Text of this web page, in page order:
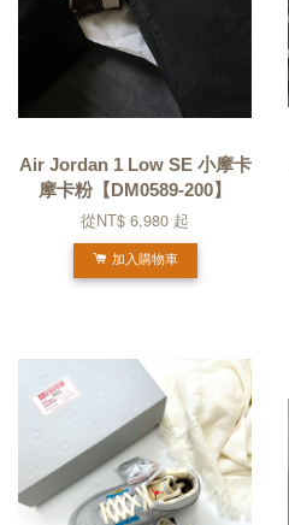
Air Jordan 1 Low SE 小摩卡
摩卡粉【DM0589-200】
從NT$ 6,980 起
加入購物車